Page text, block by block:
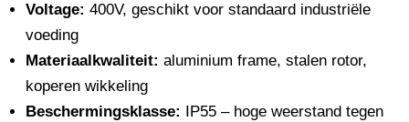
Voltage: 400V, geschikt voor standaard industriële
voeding
Materiaalkwaliteit: aluminium frame, stalen rotor,
koperen wikkeling
Beschermingsklasse:
IP55 – hoge weerstand tegen